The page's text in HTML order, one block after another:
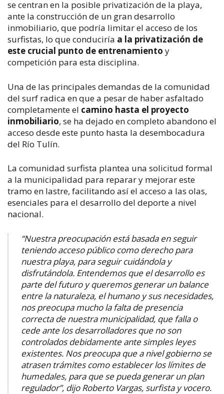
se centran en la posible privatización de la playa,
ante la construcción de un gran desarrollo
inmobiliario, que podría limitar el acceso de los
surfistas, lo que conduciría a la privatización de
este crucial punto de entrenamiento y
competición para esta disciplina.
Una de las principales demandas de la comunidad
del surf radica en que a pesar de haber asfaltado
completamente el camino hasta el proyecto
inmobiliario, se ha dejado en completo abandono el
acceso desde este punto hasta la desembocadura
del Río Tulín.
La comunidad surfista plantea una solicitud formal
a la municipalidad para reparar y mejorar este
tramo en lastre, facilitando así el acceso a las olas,
esenciales para el desarrollo del deporte a nivel
nacional.
“Nuestra preocupación está basada en seguir
teniendo acceso público como derecho para
nuestra playa, para seguir cuidándola y
disfrutándola. Entendemos que el desarrollo es
parte del futuro y queremos generar un balance
entre la naturaleza, el humano y sus necesidades,
nos preocupa mucho la falta de presencia
correcta de nuestra municipalidad, que falla o
cede ante los desarrolladores que no son
controlados debidamente ante simples leyes
existentes. Nos preocupa que a nivel gobierno se
atrasen trámites como establecer los límites de
humedales, para que se pueda generar un plan
regulador”, dijo Roberto Vargas, surfista y vocero.